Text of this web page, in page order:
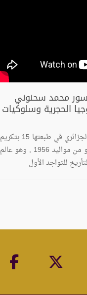
محمد سحنوني
الحجرية وسلوكيات
قامت مؤسسة وسام العالم الجزائري في طبعتها 15 بتكريم
الباحث محمد سحنوني، وهو من مواليد 1956 , وهو عالم
للتواجد الأول